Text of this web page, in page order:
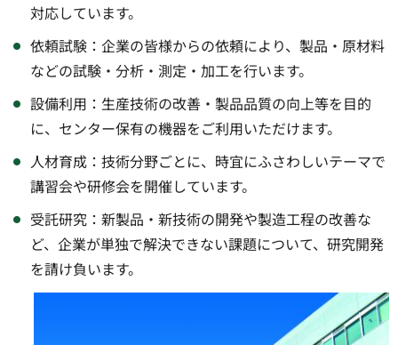
対応しています。
依頼試験：企業の皆様からの依頼により、製品・原材料
などの試験・分析・測定・加工を行います。
設備利用：生産技術の改善・製品品質の向上等を目的
に、センター保有の機器をご利用いただけます。
人材育成：技術分野ごとに、時宜にふさわしいテーマで
講習会や研修会を開催しています。
受託研究：新製品・新技術の開発や製造工程の改善な
ど、企業が単独で解決できない課題について、研究開発
を請け負います。